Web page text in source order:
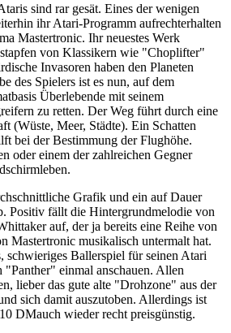
sind rar gesät. Eines der wenigen
ihr Atari-Programm aufrechterhalten
Mastertronic. Ihr neuestes Werk
von Klassikern wie "Choplifter"
Invasoren haben den Planeten
des Spielers ist es nun, auf dem
Überlebende mit seinem
zu retten. Der Weg führt durch eine
(Wüste, Meer, Städte). Ein Schatten
bei der Bestimmung der Flughöhe.
oder einem der zahlreichen Gegner
Grafik und ein auf Dauer
Positiv fällt die Hintergrundmelodie von
auf, der ja bereits eine Reihe von
Mastertronic musikalisch untermalt hat.
schwieriges Ballerspiel für seinen Atari
"Panther" einmal anschauen. Allen
lieber das gute alte "Drohzone" aus der
sich damit auszutoben. Allerdings ist
DMauch wieder recht preisgünstig.